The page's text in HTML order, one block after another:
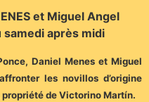
et Miguel Angel
samedi après midi
Daniel Menes et Miguel
les novillos d’origine
de Victorino Martín.